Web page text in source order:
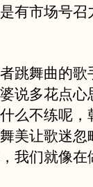
有市场号召
跳舞曲的歌
说多花点心
么不练呢，
美让歌迷忽
我们就像在